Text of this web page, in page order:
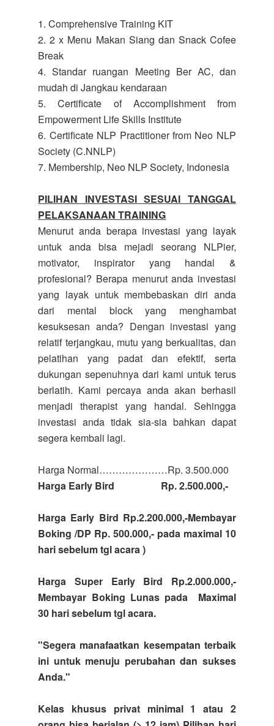
1. Comprehensive Training KIT
2. 2 x Menu Makan Siang dan Snack Cofee
Break
4. Standar ruangan Meeting Ber AC, dan
mudah di Jangkau kendaraan
5. Certificate of Accomplishment from
Empowerment Life Skills Institute
6. Certificate NLP Practitioner from Neo NLP
Society (C.NNLP)
7. Membership, Neo NLP Society, Indonesia
PILIHAN INVESTASI SESUAI TANGGAL
PELAKSANAAN TRAINING
Menurut anda berapa investasi yang layak
untuk anda bisa mejadi seorang NLPier,
motivator, inspirator yang handal &
profesional? Berapa menurut anda investasi
yang layak untuk membebaskan diri anda
dari mental block yang menghambat
kesuksesan anda? Dengan investasi yang
relatif terjangkau, mutu yang berkualitas, dan
pelatihan yang padat dan efektif, serta
dukungan sepenuhnya dari kami untuk terus
berlatih. Kami percaya anda akan berhasil
menjadi therapist yang handal. Sehingga
investasi anda tidak sia-sia bahkan dapat
segera kembali lagi.
Harga Normal…………………Rp. 3.500.000
Harga Early Bird Rp. 2.500.000,-
Harga Early Bird Rp.2.200.000,-Membayar
Boking /DP Rp. 500.000,- pada maximal 10
hari sebelum tgl acara )
Harga Super Early Bird Rp.2.000.000,-
Membayar Boking Lunas pada Maximal
30 hari sebelum tgl acara.
"Segera manafaatkan kesempatan terbaik
ini untuk menuju perubahan dan sukses
Anda."
Kelas khusus privatminimal 1 atau 2